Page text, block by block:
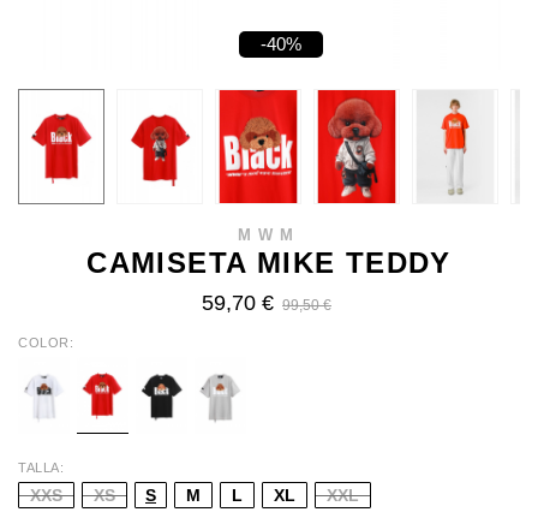
-40%
MWM
CAMISETA MIKE TEDDY
59,70 € 99,50 €
COLOR
TALLA
XXS XS S M L XL XXL